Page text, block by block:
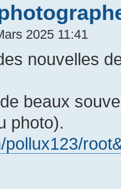
2025 11:41
nouvelles
beaux
photo).